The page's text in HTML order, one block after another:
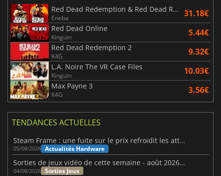
Red Dead Redemption & Red Dead Redemption 2 Bundle
Eneba 31.18€
Red Dead Online
Kinguin 5.44€
Red Dead Redemption 2
K4G 9.32€
L.A. Noire The VR Case Files
Kinguin 10.03€
Max Payne 3
K4G 3.56€
TENDANCES ACTUELLES
Steam Frame : une fuite sur le prix refroidit les attentes VR
05/08/2026 Actualités Hardware
Sorties de jeux vidéo de cette semaine - août 2026 (semaine 32)
04/08/2026 Sorties Jeux